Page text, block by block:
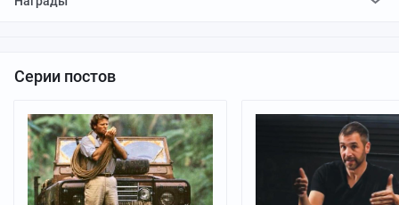
отредактировал
Серии постов